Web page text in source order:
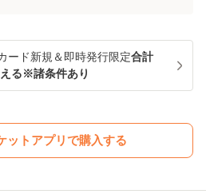
ード新規＆即時発行限定合計
る※諸条件あり
ットアプリで購入する